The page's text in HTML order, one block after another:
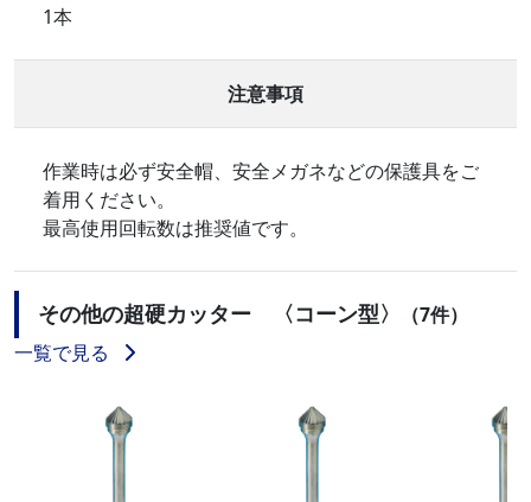
1本
注意事項
作業時は必ず安全帽、安全メガネなどの保護具をご
着用ください。
最高使用回転数は推奨値です。
その他の超硬カッター 〈コーン型〉
（7件）
一覧で見る